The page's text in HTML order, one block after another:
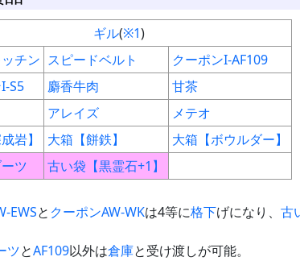
ギル(※1)
チン スピードベルト
クーポンI-AF109
S5
麝香牛肉
甘茶
アレイズ
メテオ
岩】
大箱【餅鉄】
大箱【ボウルダー】
ツ
古い袋【黒霊石+1】
EWSと クーポンAW-WKは4等に格下げになり、 古
ツとAF109以外は倉庫と受け渡しが可能。